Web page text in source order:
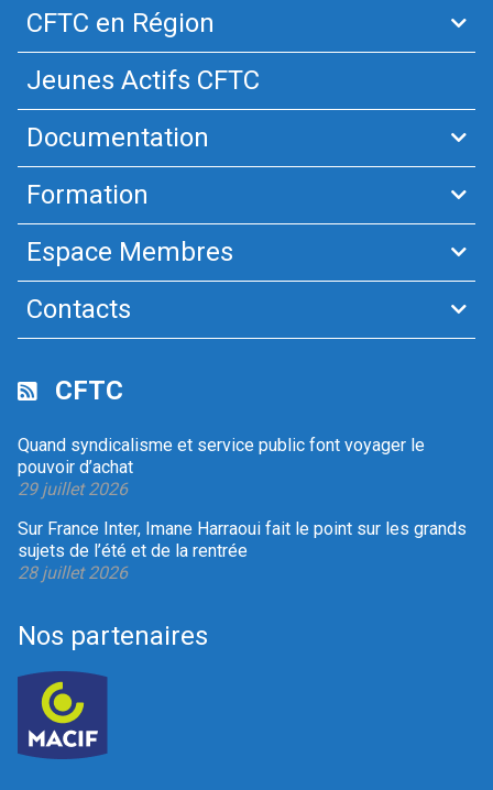
CFTC en Région
Jeunes Actifs CFTC
Documentation
Formation
Espace Membres
Contacts
CFTC
Quand syndicalisme et service public font voyager le
pouvoir d’achat
29 juillet 2026
Sur France Inter, Imane Harraoui fait le point sur les grands
sujets de l’été et de la rentrée
28 juillet 2026
Nos partenaires